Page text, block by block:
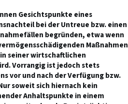
Gesichtspunkte eines
bei der Untreue bzw. einen
begründen, etwa wenn
Maßnahmen
seiner wirtschaftlichen
Vorrangig ist jedoch stets
vor und nach der Verfügung bzw.
soweit sich hiernach kein
Anhaltspunkte in einem